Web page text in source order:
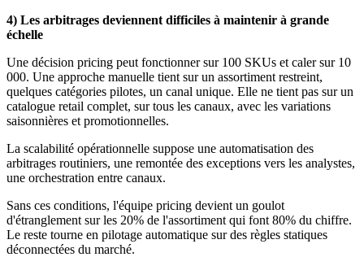
4) Les arbitrages deviennent difficiles à maintenir à grande
échelle
Une décision pricing peut fonctionner sur 100 SKUs et caler sur 10
000. Une approche manuelle tient sur un assortiment restreint,
quelques catégories pilotes, un canal unique. Elle ne tient pas sur un
catalogue retail complet, sur tous les canaux, avec les variations
saisonnières et promotionnelles.
La scalabilité opérationnelle suppose une automatisation des
arbitrages routiniers, une remontée des exceptions vers les analystes,
une orchestration entre canaux.
Sans ces conditions, l'équipe pricing devient un goulot
d'étranglement sur les 20% de l'assortiment qui font 80% du chiffre.
Le reste tourne en pilotage automatique sur des règles statiques
déconnectées du marché.